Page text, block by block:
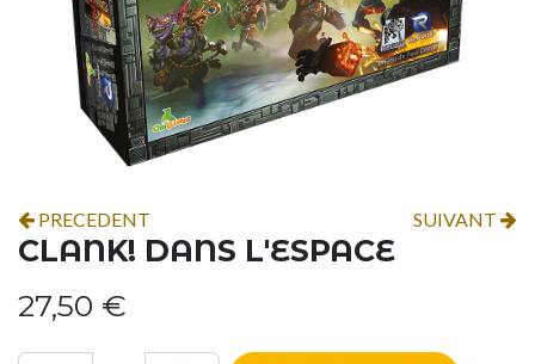
PRECEDENT SUIVANT
CLANK! DANS L'ESPACE
27,50 €